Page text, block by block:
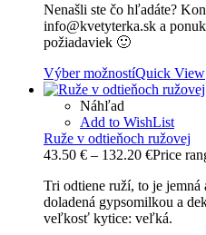
Nenašli ste čo hľadáte?
info@kvetyterka.sk a
požiadaviek 🙂
Výber možnostíQuick View
Náhľad
Add to WishList
Ruže v odtieňoch ružovej
43.50 € – 132.20 €Price
Tri odtiene ruží, to je jemná
doladená gypsomilkou a
veľkosť kytice: veľká.